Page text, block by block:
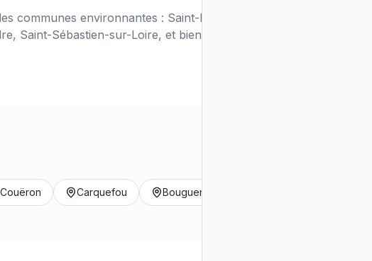
communes environnantes : Saint-Herblain, Rezé,
Saint-Sébastien-sur-Loire, et bien d'autres.
Couëron Carquefou Bouguenais